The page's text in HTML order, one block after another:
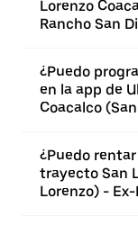
Lorenzo
Rancho San
¿Puedo
en la app de
Coacalco
¿Puedo
trayecto San
Lorenzo) -